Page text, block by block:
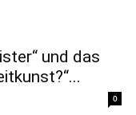
und das
0